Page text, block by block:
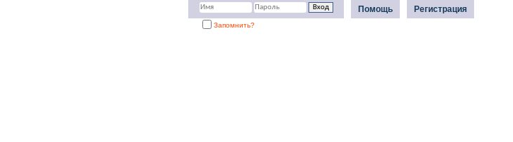
Регистрация
Помощь
Запомнить?